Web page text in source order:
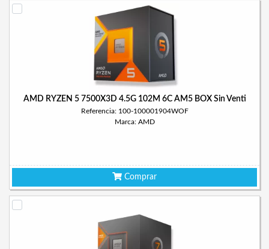
AMD RYZEN 5 7500X3D 4.5G 102M 6C AM5 BOX Sin Venti
Referencia: 100-100001904WOF
Marca: AMD
Comprar